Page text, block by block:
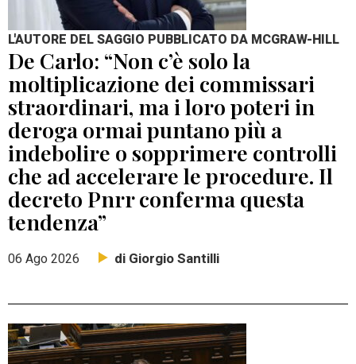
L'AUTORE DEL SAGGIO PUBBLICATO DA MCGRAW-HILL
De Carlo: “Non c’è solo la
moltiplicazione dei commissari
straordinari, ma i loro poteri in
deroga ormai puntano più a
indebolire o sopprimere controlli
che ad accelerare le procedure. Il
decreto Pnrr conferma questa
tendenza”
06 Ago 2026 di Giorgio Santilli